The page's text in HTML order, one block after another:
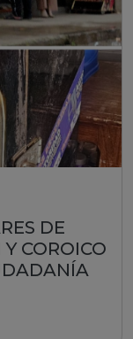
DE
COROICO